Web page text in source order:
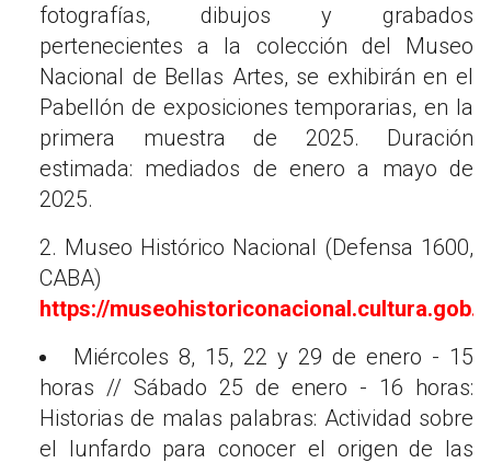
fotografías, dibujos y grabados
pertenecientes a la colección del Museo
Nacional de Bellas Artes, se exhibirán en el
Pabellón de exposiciones temporarias, en la
primera muestra de 2025. Duración
estimada: mediados de enero a mayo de
2025.
2. Museo Histórico Nacional (Defensa 1600,
CABA)
https://
Miércoles 8, 15, 22 y 29 de enero - 15
horas // Sábado 25 de enero - 16 horas:
Historias de malas palabras: Actividad sobre
el lunfardo para conocer el origen de las